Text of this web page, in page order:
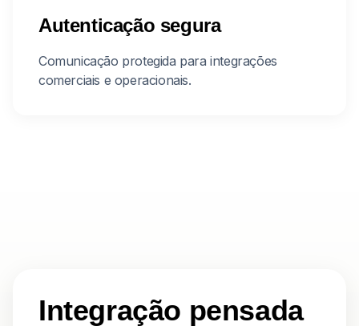
Autenticação segura
Comunicação protegida para integrações
comerciais e operacionais.
Integração pensada